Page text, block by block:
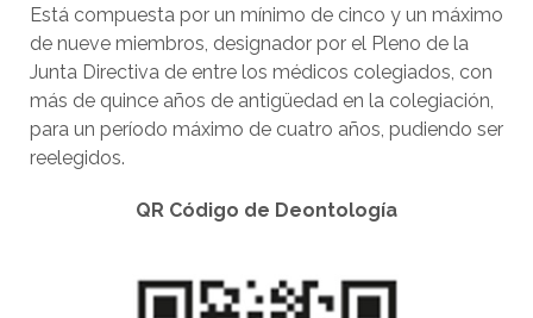
Está compuesta por un mínimo de cinco y un máximo
de nueve miembros, designador por el Pleno de la
Junta Directiva de entre los médicos colegiados, con
más de quince años de antigüedad en la colegiación,
para un período máximo de cuatro años, pudiendo ser
reelegidos.
QR Código de Deontología